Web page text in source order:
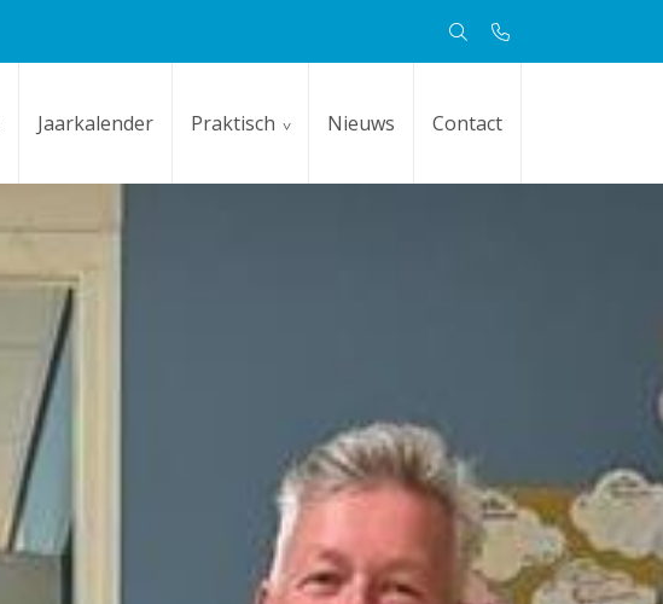
Jaarkalender Praktisch Nieuws Contact